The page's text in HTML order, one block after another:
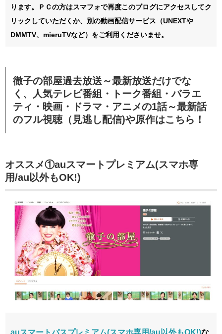
ります。ＰＣの方はスマフォで再度このブログにアクセスしてク
リックしていただくか、別の動画配信サービス（UNEXTや
DMMTV、mieruTVなど）をご利用くださいませ。
徹子の部屋過去放送～最新放送だけでな
く、人気テレビ番組・トーク番組・バラエ
ティ・映画・ドラマ・アニメの1話～最新話
のフル視聴（見逃し配信)や原作はこちら！
オススメ①auスマートプレミアム(スマホ専
用/au以外もOK!)